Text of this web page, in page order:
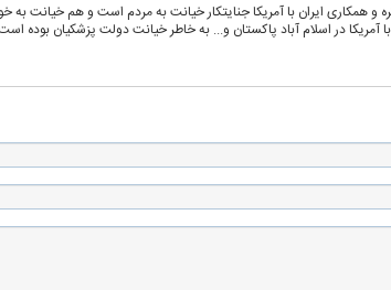
و همکاری ایران با آمریکا جنایتکار خیانت به مردم است و هم خیانت
با آمریکا در اسلام آباد پاکستان و... به خاطر خیانت دولت پزشکیان بوده
علت تنگی نفس و راه های درمان آن